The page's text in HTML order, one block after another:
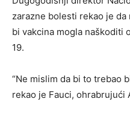
zarazne bolesti rekao je
bi vakcina mogla naškoditi
19.
“Ne mislim da bi to trebao
rekao je Fauci, ohrabrujući